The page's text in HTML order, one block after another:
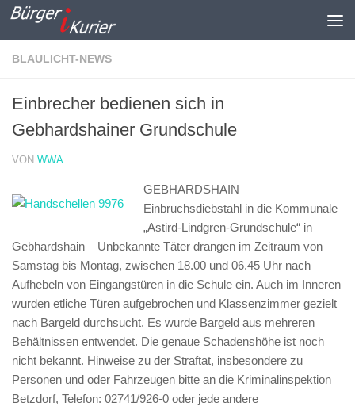
Zum Inhalt springen
BLAULICHT-NEWS
Einbrecher bedienen sich in
Gebhardshainer Grundschule
VON WWA
GEBHARDSHAIN –
Einbruchsdiebstahl in die Kommunale
„Astird-Lindgren-Grundschule“ in
Gebhardshain – Unbekannte Täter drangen im Zeitraum von
Samstag bis Montag, zwischen 18.00 und 06.45 Uhr nach
Aufhebeln von Eingangstüren in die Schule ein. Auch im Inneren
wurden etliche Türen aufgebrochen und Klassenzimmer gezielt
nach Bargeld durchsucht. Es wurde Bargeld aus mehreren
Behältnissen entwendet. Die genaue Schadenshöhe ist noch
nicht bekannt. Hinweise zu der Straftat, insbesondere zu
Personen und oder Fahrzeugen bitte an die Kriminalinspektion
Betzdorf, Telefon: 02741/926-0 oder jede andere